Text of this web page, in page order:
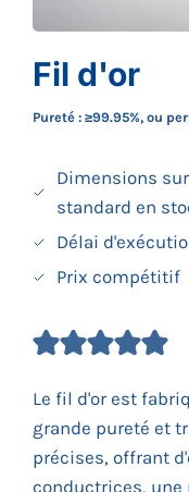
Fil d'or
Pureté : ≥99.95%, ou
Dimensions
standard en
Délai
Prix compétitif
Le fil d'or est
grande pureté et
précises, offrant
conductrices, une